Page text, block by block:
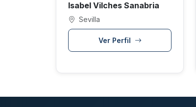
Isabel Vilches Sanabria
Sevilla
Ver Perfil